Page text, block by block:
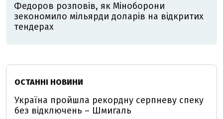
Федоров розповів, як Міноборони
зекономило мільярди доларів на відкритих
тендерах
ОСТАННІ НОВИНИ
Україна пройшла рекордну серпневу спеку
без відключень – Шмигаль